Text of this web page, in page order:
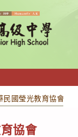
民國瑩光教育協會「
協會